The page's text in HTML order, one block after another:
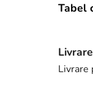
Tabel
Livrare